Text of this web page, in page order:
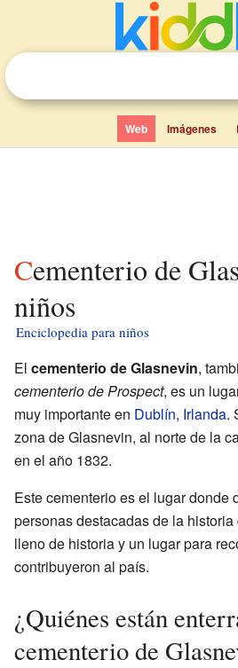
Web Imágenes
Cementerio de Glasnevin para
niños
Enciclopedia para niños
El cementerio de Glasnevin,
cementerio de Prospect, es un
muy importante en Dublín, Irlanda.
zona de Glasnevin, al norte de la
en el año 1832.
Este cementerio es el lugar donde
personas destacadas de la
lleno de historia y un lugar para
contribuyeron al país.
¿Quiénes están
cementerio de